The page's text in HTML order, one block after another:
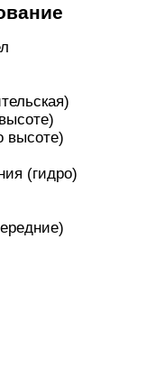
высоте)
(гидро)